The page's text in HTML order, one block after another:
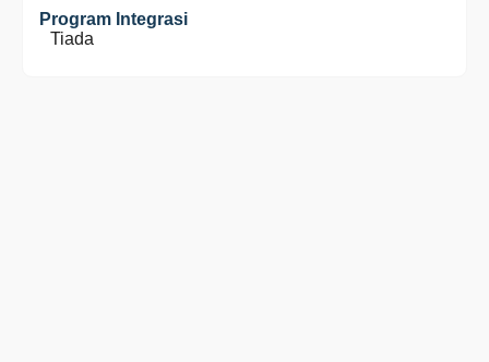
Program Integrasi
Tiada